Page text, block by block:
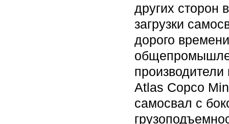
других сторон
загрузки
дорого
Atlas Copco
самосвал с